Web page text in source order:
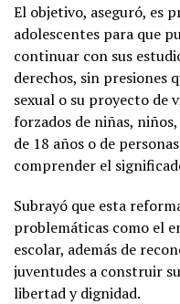
El objetivo, aseguró, es
adolescentes para que
continuar con sus
derechos, sin presiones
sexual o su proyecto de
forzados de niñas,
de 18 años o de
comprender el
Subrayó que esta
problemáticas como el
escolar, además de
juventudes a construir
libertad y dignidad.